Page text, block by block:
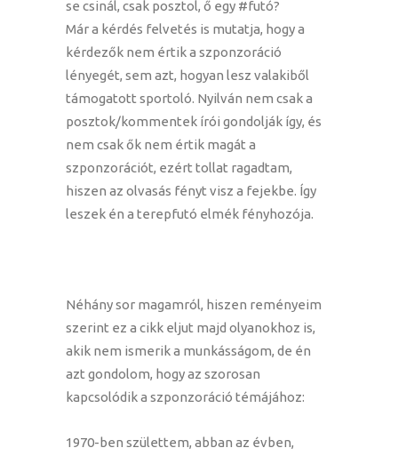
se csinál, csak posztol, ő egy #futó?
Már a kérdés felvetés is mutatja, hogy a
kérdezők nem értik a szponzoráció
lényegét, sem azt, hogyan lesz valakiből
támogatott sportoló. Nyilván nem csak a
posztok/kommentek írói gondolják így, és
nem csak ők nem értik magát a
szponzorációt, ezért tollat ragadtam,
hiszen az olvasás fényt visz a fejekbe. Így
leszek én a terepfutó elmék fényhozója.
Néhány sor magamról, hiszen reményeim
szerint ez a cikk eljut majd olyanokhoz is,
akik nem ismerik a munkásságom, de én
azt gondolom, hogy az szorosan
kapcsolódik a szponzoráció témájához:
1970-ben születtem, abban az évben,